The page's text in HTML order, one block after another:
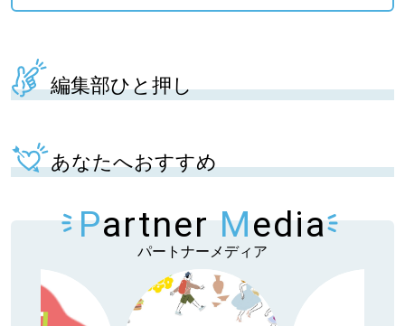
編集部ひと押し
あなたへおすすめ
Partner Media
パートナーメディア